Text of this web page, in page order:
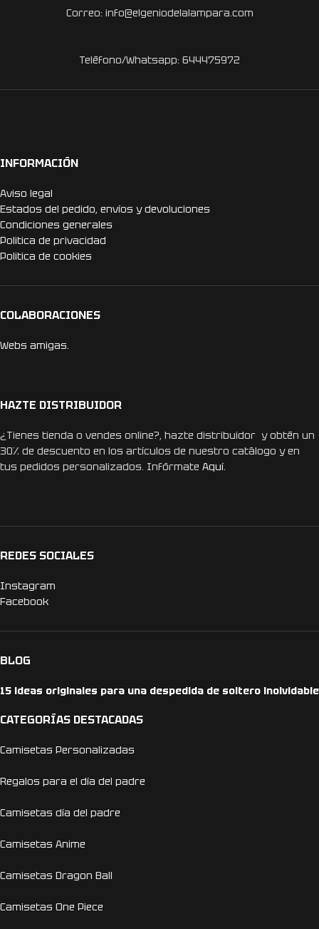
Correo: info@elgeniodelalampara.com
Teléfono/Whatsapp: 644475972
INFORMACIÓN
Aviso legal
Estados del pedido, envíos y devoluciones
Condiciones generales
Politica de privacidad
Politica de cookies
COLABORACIONES
Webs amigas.
HAZTE DISTRIBUIDOR
¿Tienes tienda o vendes online?, hazte distribuidor y obtén un
30% de descuento en los artículos de nuestro catálogo y en
tus pedidos personalizados. Infórmate Aquí.
REDES SOCIALES
Instagram
Facebook
BLOG
15 ideas originales para una despedida de soltero inolvidable
CATEGORÍAS DESTACADAS
Camisetas Personalizadas
Regalos para el día del padre
Camisetas día del padre
Camisetas Anime
Camisetas Dragon Ball
Camisetas One Piece